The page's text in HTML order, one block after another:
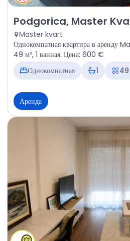
Аренда - Квартира Podgorica,
Podgorica, Master
Master kvart
Однокомнатная квартира в
49 м², 1 ванная. Цена: 600 €
Однокомнатная
1 49
Аренда